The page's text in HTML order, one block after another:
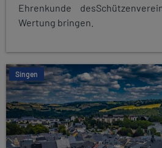
Ehrenkunde
Wertung bringen.
Singen